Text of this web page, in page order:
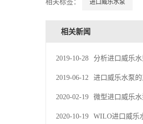
相关标签： 进口威乐水泵
相关新闻
2019-10-28 分析进口威乐
2019-06-12 进口威乐水泵
2020-02-19 微型进口威乐
2020-10-19 WILO进口威乐